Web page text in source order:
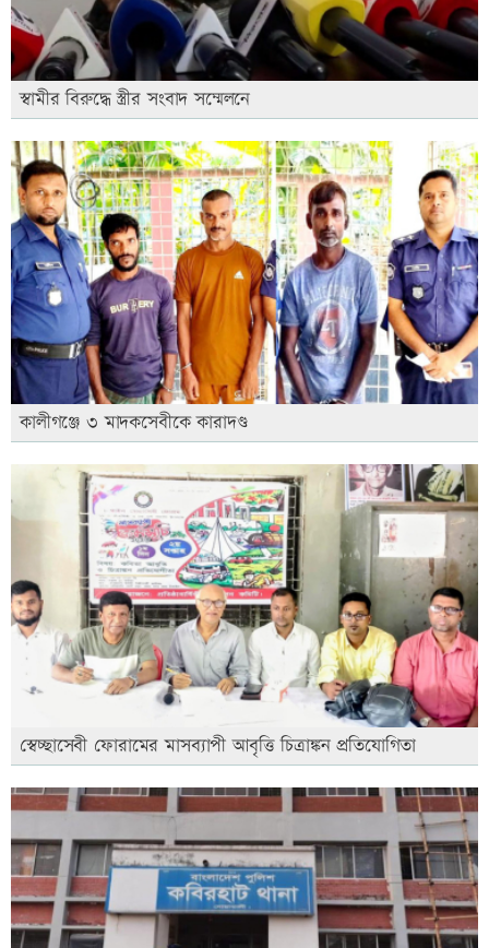
স্বামীর বিরুদ্ধে স্ত্রীর সংবাদ সম্মেলনে
কালীগঞ্জে ৩ মাদকসেবীকে কারাদণ্ড
স্বেচ্ছাসেবী ফোরামের মাসব্যাপী আবৃত্তি চিত্রাঙ্কন প্রতিযোগিতা